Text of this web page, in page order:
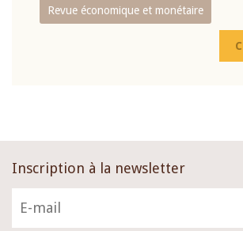
Revue économique et monétaire
Inscription à la newsletter